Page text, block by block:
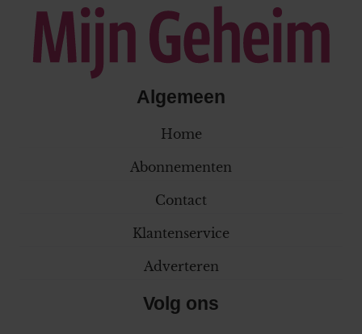
Algemeen
Home
Abonnementen
Contact
Klantenservice
Adverteren
Volg ons